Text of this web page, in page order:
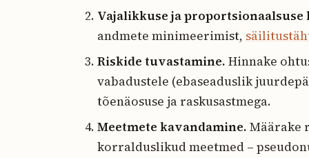
Vajalikkuse ja proportsionaalsuse
andmete minimeerimist,
Riskide tuvastamine. Hinnake
vabadustele (ebaseaduslik
tõenäosuse ja raskusastmega.
Meetmete kavandamine. Määrake
korralduslikud meetmed –